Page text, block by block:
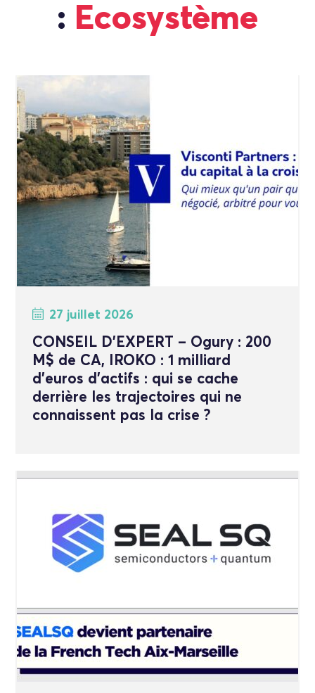
: Ecosystème
27 juillet 2026
CONSEIL D’EXPERT – Ogury : 200
M$ de CA, IROKO : 1 milliard
d’euros d’actifs : qui se cache
derrière les trajectoires qui ne
connaissent pas la crise ?